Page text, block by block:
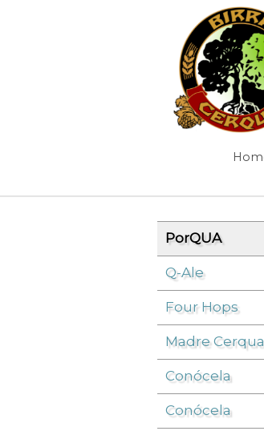
Camino de migasPorQUA
Q-Ale
Four Hops
Madre Cerqua
Conócela
Conócela